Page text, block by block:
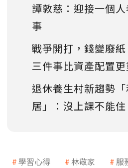
譚敦慈：迎接一個
事
戰爭開打，錢變廢
三件事比資產配置更
退休養生村新趨勢
居」：沒上課不能
學習心得 林敬家 服